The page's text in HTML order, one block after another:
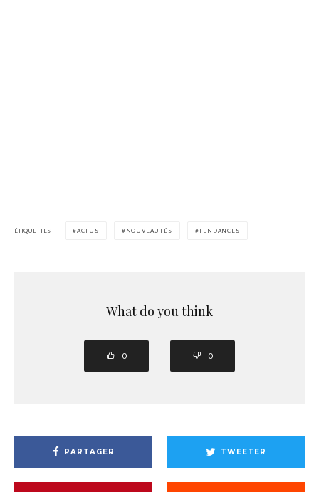
ÉTIQUETTES ACTUS NOUVEAUTÉS TENDANCES
What do you think
0 0
PARTAGER TWEETER